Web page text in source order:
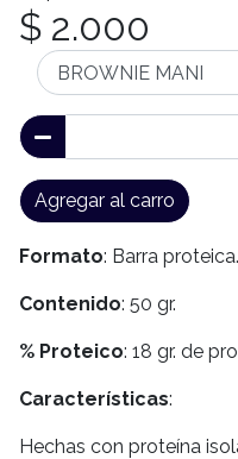
$ 2.000
Agregar al carro
Formato: Barra proteica.
Contenido: 50 gr.
% Proteico: 18 gr. de
Características:
Hechas con proteína